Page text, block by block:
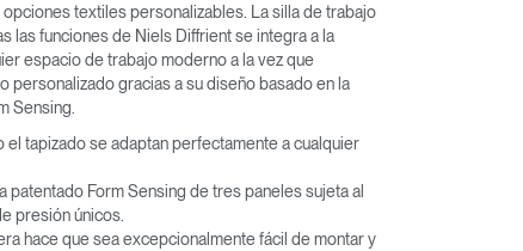
Close
Dialog
Box
textiles personalizables. La silla de trabajo
las funciones de Niels Diffrient se integra a la
espacio de trabajo moderno a la vez que
personalizado gracias a su diseño basado en la
Sensing.
el tapizado se adaptan perfectamente a cualquier
patentado Form Sensing de tres paneles sujeta al
presión únicos.
hace que sea excepcionalmente fácil de montar y